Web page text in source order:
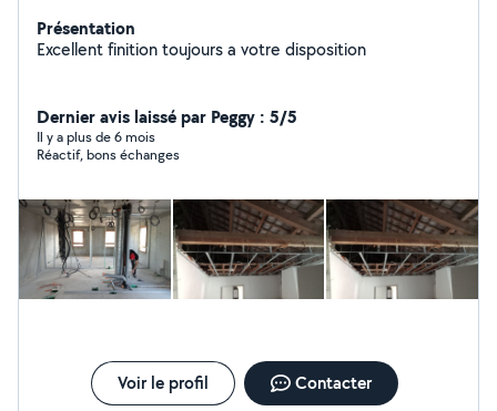
Présentation
Excellent finition toujours a votre disposition
Dernier avis laissé par Peggy : 5/5
Il y a plus de 6 mois
Réactif, bons échanges
Voir le profil Contacter